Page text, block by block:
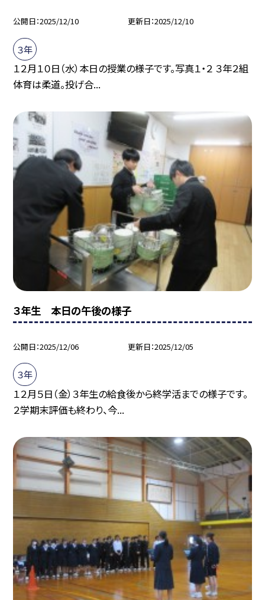
公開日 2025/12/10 更新日 2025/12/10
３年
１２月１０日（水）本日の授業の様子です。写真１・２ ３年２組
体育は柔道。投げ合...
３年生 本日の午後の様子
公開日 2025/12/06 更新日 2025/12/05
３年
１２月５日（金）３年生の給食後から終学活までの様子です。
２学期末評価も終わり、今...